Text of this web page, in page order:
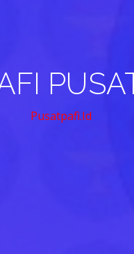
Pusatpafi.id